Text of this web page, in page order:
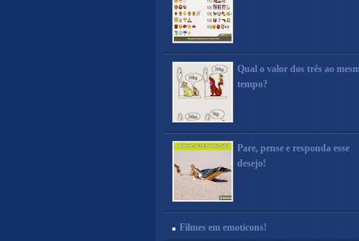
Qual o valor dos três ao
tempo?
Pare, pense e responda esse
desejo!
Filmes em emoticons!